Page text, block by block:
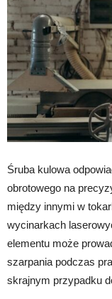
Śruba kulowa
obrotowego na
między innymi w
wycinarkach
elementu może
szarpania podczas
skrajnym przypadku